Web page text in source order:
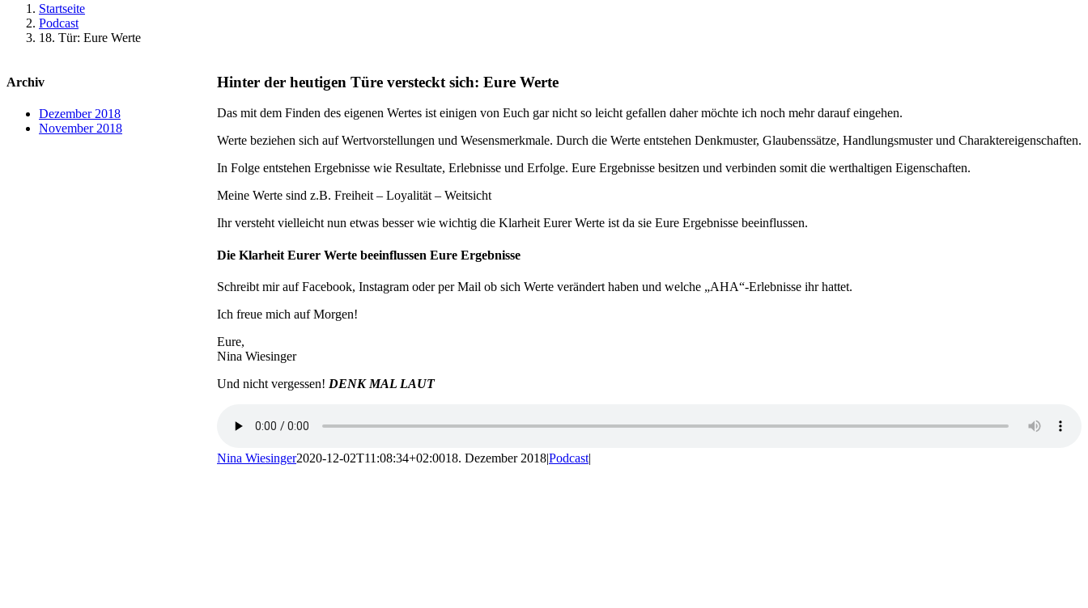
Startseite
Podcast
18. Tür: Eure Werte
Hinter der heutigen Türe versteckt sich: Eure Werte
Das mit dem Finden des eigenen Wertes ist einigen von Euch gar nicht so leicht gefallen daher möchte ich noch mehr darauf eingehen.
Werte beziehen sich auf Wertvorstellungen und Wesensmerkmale. Durch die Werte entstehen Denkmuster, Glaubenssätze, Handlungsmuster und Charaktereigenschaften.
In Folge entstehen Ergebnisse wie Resultate, Erlebnisse und Erfolge. Eure Ergebnisse besitzen und verbinden somit die werthaltigen Eigenschaften.
Meine Werte sind z.B. Freiheit – Loyalität – Weitsicht
Ihr versteht vielleicht nun etwas besser wie wichtig die Klarheit Eurer Werte ist da sie Eure Ergebnisse beeinflussen.
Die Klarheit Eurer Werte beeinflussen Eure Ergebnisse
Schreibt mir auf Facebook, Instagram oder per Mail ob sich Werte verändert haben und welche „AHA“-Erlebnisse ihr hattet.
Ich freue mich auf Morgen!
Eure,
Nina Wiesinger
Und nicht vergessen! DENK MAL LAUT
Nina Wiesinger2020-12-02T11:08:34+02:0018. Dezember 2018|Podcast|
Archiv
Dezember 2018
November 2018